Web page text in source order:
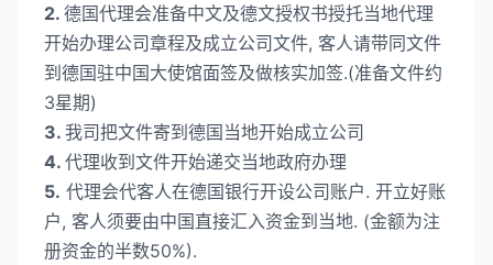
2. 德国代理会准备中文及德文授权书授托当地代理
开始办理公司章程及成立公司文件, 客人请带同文件
到德国驻中国大使馆面签及做核实加签.(准备文件约
3星期)
3. 我司把文件寄到德国当地开始成立公司
4. 代理收到文件开始递交当地政府办理
5. 代理会代客人在德国银行开设公司账户. 开立好账
户, 客人须要由中国直接汇入资金到当地. (金额为注
册资金的半数50%).